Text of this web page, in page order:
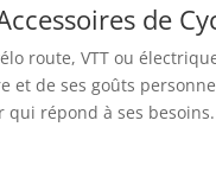
de
vélo route, VTT ou
et de ses goûts
qui répond à ses